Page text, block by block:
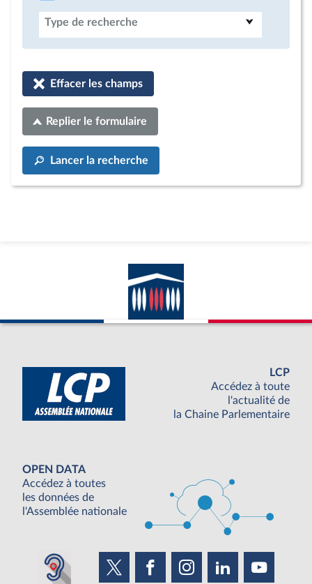
Type de recherche
Effacer les champs
Replier le formulaire
Lancer la recherche
LCP
Accédez à toute
l'actualité de
la Chaine Parlementaire
OPEN DATA
Accédez à toutes
les données de
l'Assemblée nationale